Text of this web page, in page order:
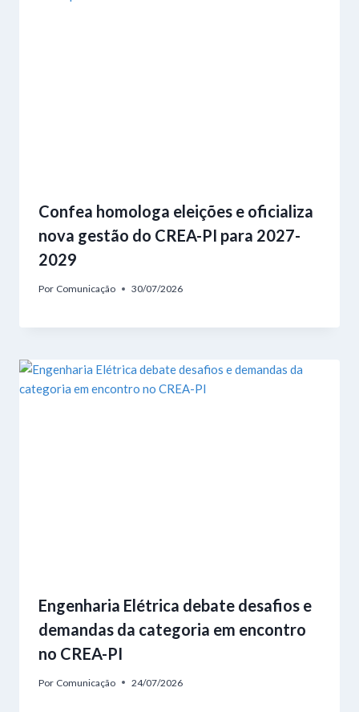
Confea homologa eleições e oficializa
nova gestão do CREA-PI para 2027-
2029
Por Comunicação 30/07/2026
Engenharia Elétrica debate desafios e
demandas da categoria em encontro
no CREA-PI
Por Comunicação 24/07/2026